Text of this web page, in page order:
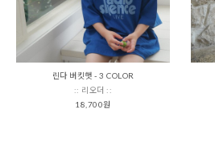
린다 버킷햇 - 3 COLOR
:: 리오더 ::
18,700원